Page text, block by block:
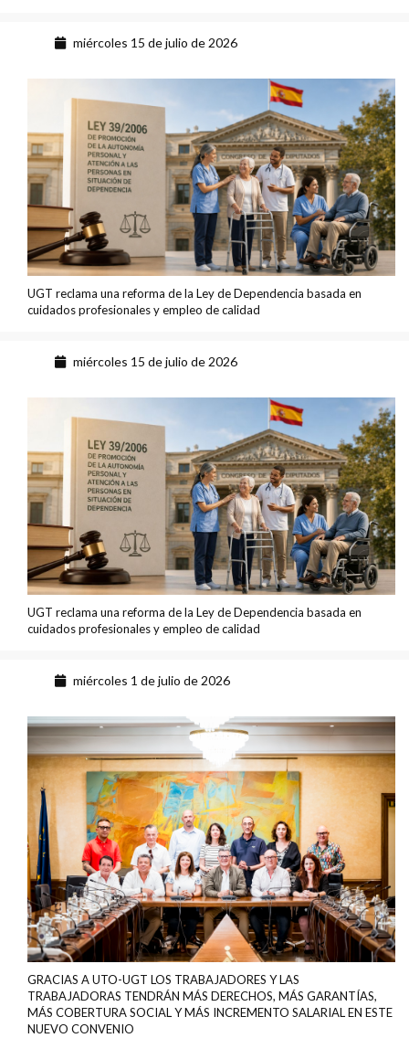
miércoles 15 de julio de 2026
UGT reclama una reforma de la Ley de Dependencia basada en
cuidados profesionales y empleo de calidad
miércoles 15 de julio de 2026
UGT reclama una reforma de la Ley de Dependencia basada en
cuidados profesionales y empleo de calidad
miércoles 1 de julio de 2026
GRACIAS A UTO-UGT LOS TRABAJADORES Y LAS
TRABAJADORAS TENDRÁN MÁS DERECHOS, MÁS GARANTÍAS,
MÁS COBERTURA SOCIAL Y MÁS INCREMENTO SALARIAL EN ESTE
NUEVO CONVENIO